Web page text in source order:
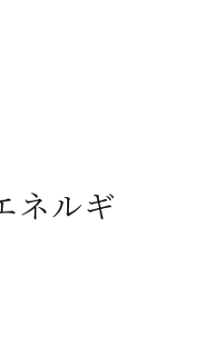
ネルギ